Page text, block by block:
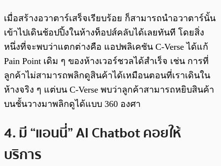
เมื่อสร้างอวาตาร์เสร็จเรียบร้อย ก็สามารถนำอวาตาร์นั้น
เข้าไปเดินช้อปปิ้งในห้างท็อปส์คลับได้เลยทันที โดยสิ่ง
หนึ่งที่จะพบว่าแตกต่างคือ แอปพลิเคชัน C-Verse ได้แก้
Pain Point เดิม ๆ ของห้างเวอร์ชวลได้สำเร็จ เช่น การที่
ลูกค้าไม่สามารถพลิกดูสินค้าได้เหมือนตอนที่เราเดินใน
ห้างจริง ๆ แต่บน C-Verse พบว่าลูกค้าสามารถหยิบสินค้า
บนชั้นวางมาพลิกดูได้แบบ 360 องศา
4. มี “แอนนี่” AI Chatbot คอยให้
บริการ